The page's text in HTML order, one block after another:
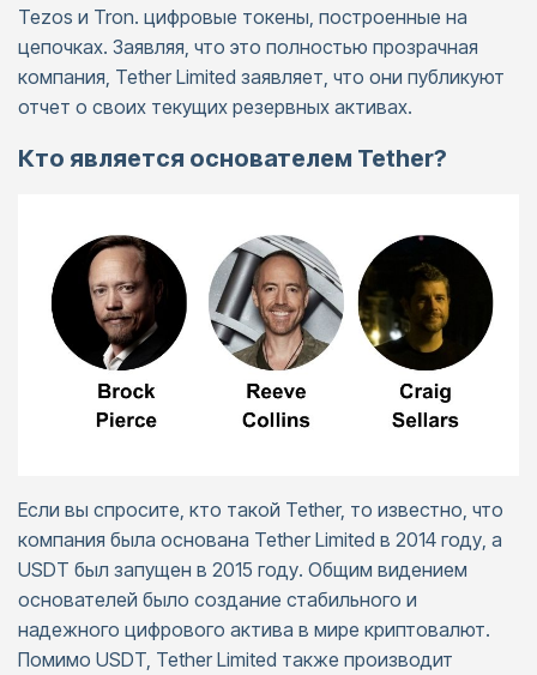
Tezos и Tron. цифровые токены, построенные на
цепочках. Заявляя, что это полностью прозрачная
компания, Tether Limited заявляет, что они публикуют
отчет о своих текущих резервных активах.
Кто является основателем Tether?
Если вы спросите, кто такой Tether, то известно, что
компания была основана Tether Limited в 2014 году, а
USDT был запущен в 2015 году. Общим видением
основателей было создание стабильного и
надежного цифрового актива в мире криптовалют.
Помимо USDT, Tether Limited также производит